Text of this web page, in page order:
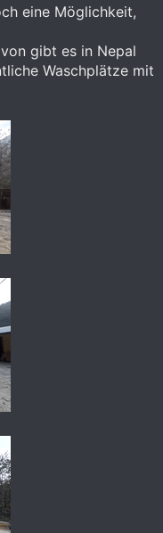
eine Möglichkeit,
gibt es in Nepal
Waschplätze mit